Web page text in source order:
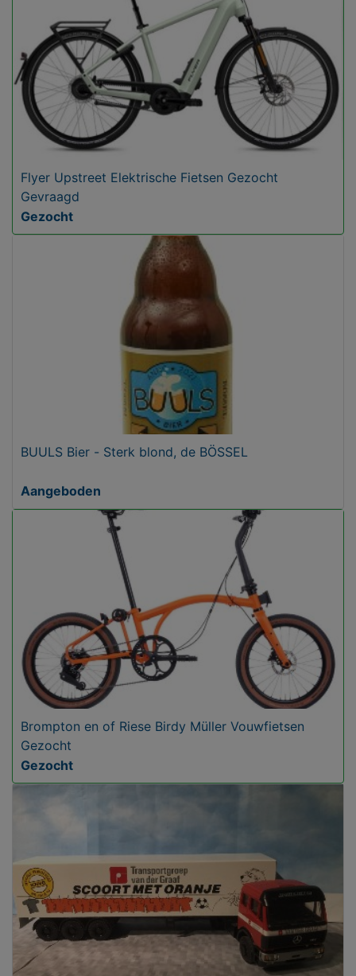
Flyer Upstreet Elektrische Fietsen Gezocht
Gevraagd
Gezocht
BUULS Bier - Sterk blond, de BÖSSEL
Aangeboden
Brompton en of Riese Birdy Müller Vouwfietsen
Gezocht
Gezocht